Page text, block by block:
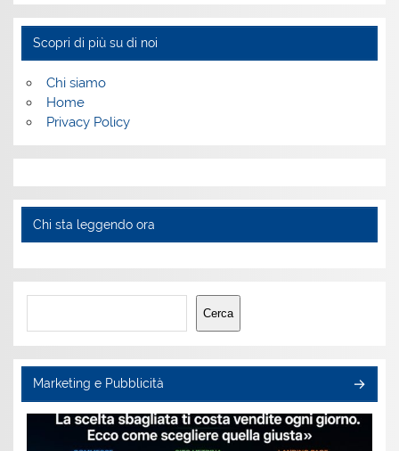
Scopri di più su di noi
Chi siamo
Home
Privacy Policy
Chi sta leggendo ora
Cerca
Cerca
Marketing e Pubblicità